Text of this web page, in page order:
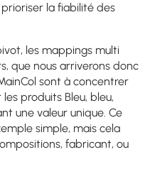
la fiabilité des
les mappings multi
que nous arriverons donc
sont à concentrer
produits Bleu, bleu,
une valeur unique. Ce
simple, mais cela
fabricant, ou